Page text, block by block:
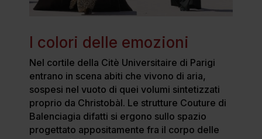
I colori delle emozioni
Nel cortile della Citè Universitaire di Parigi
entrano in scena abiti che vivono di aria,
sospesi nel vuoto di quei volumi sintetizzati
proprio da Christobàl. Le strutture Couture di
Balenciagia difatti si ergono sullo spazio
progettato appositamente fra il corpo delle